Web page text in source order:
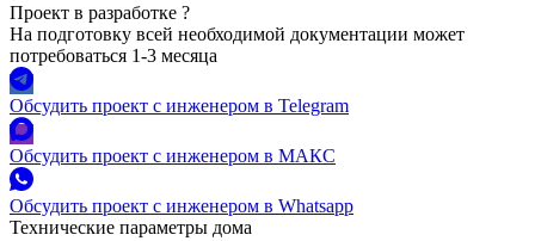
Проект в разработке ?
На подготовку всей необходимой документации может
потребоваться 1-3 месяца
Обсудить проект с инженером в Telegram
Обсудить проект с инженером в МАКС
Обсудить проект с инженером в Whatsapp
Технические параметры дома